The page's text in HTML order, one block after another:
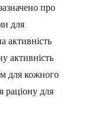
про
для
активність
активність
для кожного
раціону для